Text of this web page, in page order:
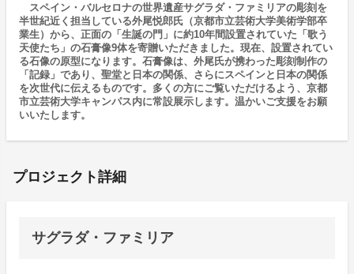
スペイン・バルセロナの世界遺産サグラダ・ファミリアの彫刻を
半世紀近く担当している外尾悦郎氏（京都市立芸術大学美術学部卒
業生）から、正面の「生誕の門」に約10年間設置されていた「歌う
天使たち」の石膏像9体を寄贈いただきました。現在、設置されてい
る石像の原型になります。石膏像は、外尾氏が携わった彫刻制作の
「記録」であり、聖堂と日本の関係、さらにスペインと日本の関係
を次世代に伝えるものです。多くの方にご覧いただけるよう、京都
市立芸術大学キャンパス内に常設展示します。温かいご支援をお願
いいたします。
プロジェクト詳細
サグラダ・ファミリア